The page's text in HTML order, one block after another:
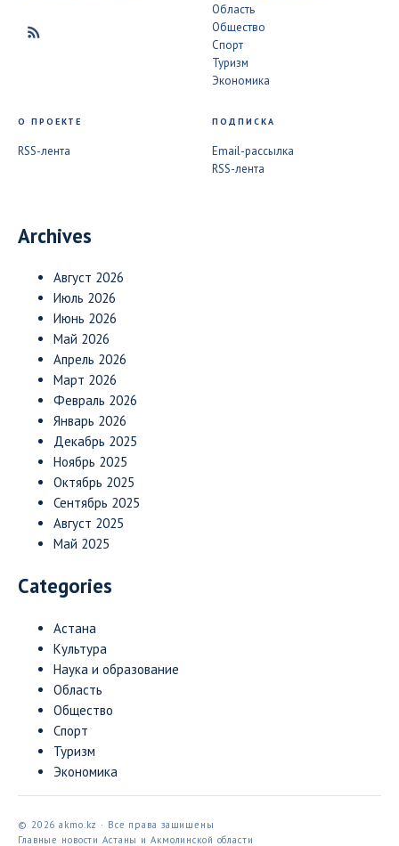
Область
Общество
Спорт
Туризм
Экономика
О ПРОЕКТЕ
RSS-лента
ПОДПИСКА
Email-рассылка
RSS-лента
Archives
Август 2026
Июль 2026
Июнь 2026
Май 2026
Апрель 2026
Март 2026
Февраль 2026
Январь 2026
Декабрь 2025
Ноябрь 2025
Октябрь 2025
Сентябрь 2025
Август 2025
Май 2025
Categories
Астана
Культура
Наука и образование
Область
Общество
Спорт
Туризм
Экономика
© 2026 akmo.kz · Все права защищены
Главные новости Астаны и Акмолинской области